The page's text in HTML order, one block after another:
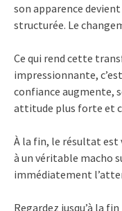
son apparence
structurée. Le
Ce qui rend cette
impressionnante,
confiance augmente,
attitude plus forte et
À la fin, le résultat est
à un véritable macho
immédiatement
Regardez jusqu’à la